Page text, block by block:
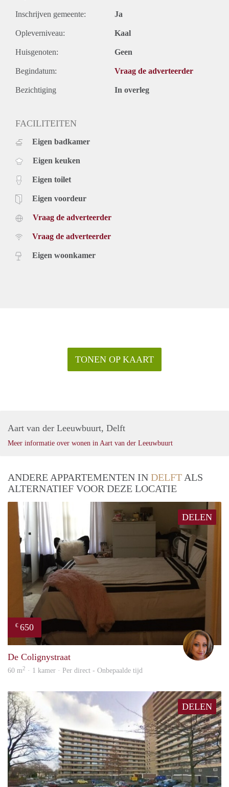
Inschrijven gemeente: Ja
Opleverniveau: Kaal
Huisgenoten: Geen
Begindatum: Vraag de adverteerder
Bezichtiging In overleg
FACILITEITEN
Eigen badkamer
Eigen keuken
Eigen toilet
Eigen voordeur
Vraag de adverteerder
Vraag de adverteerder
Eigen woonkamer
TONEN OP KAART
Aart van der Leeuwbuurt, Delft
Meer informatie over wonen in Aart van der Leeuwbuurt
ANDERE APPARTEMENTEN IN DELFT ALS
ALTERNATIEF VOOR DEZE LOCATIE
DELEN
€ 650
De Colignystraat
60 m2 · 1 kamer · Per direct - Onbepaalde tijd
DELEN